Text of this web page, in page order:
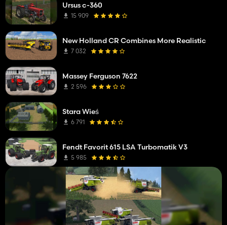
Ursus c-360
15 909
New Holland CR Combines More Realistic
7 032
Massey Ferguson 7622
2 596
Stara Wieś
6 791
Fendt Favorit 615 LSA Turbomatik V3
5 985